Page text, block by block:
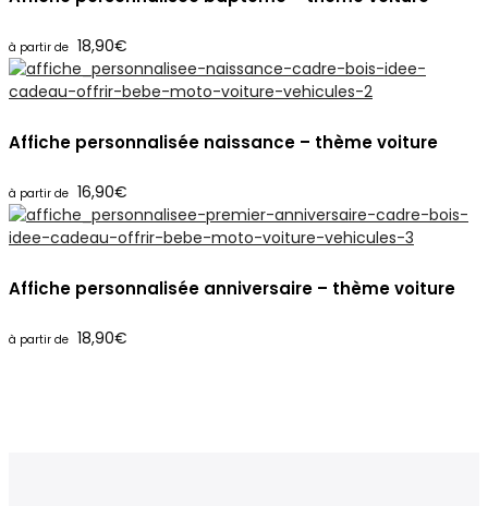
18,90€
Affiche personnalisée naissance – thème voiture
16,90€
Affiche personnalisée anniversaire – thème voiture
18,90€